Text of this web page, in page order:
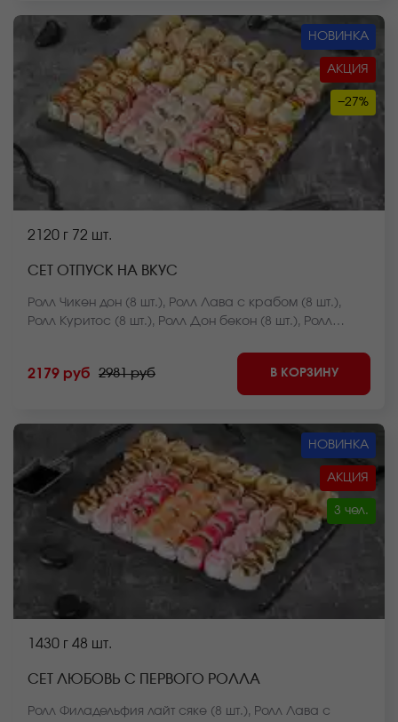
НОВИНКА
АКЦИЯ
−27%
2120 г 72 шт.
СЕТ ОТПУСК НА ВКУС
Ролл Чикен дон (8 шт.), Ролл Лава с крабом (8 шт.),
Ролл Куритос (8 шт.), Ролл Дон бекон (8 шт.), Ролл
курицей запеченный (8 шт.), Ролл Оливье темпура (8
шт.), Ролл Калифорния темпура (8 шт.), Ролл Лосось
фри темпура (8 шт.) *Внешний вид блюда может
2179 руб 2981 руб В КОРЗИНУ
НОВИНКА
АКЦИЯ
3 чел.
1430 г 48 шт.
СЕТ ЛЮБОВЬ С ПЕРВОГО РОЛЛА
Ролл Филадельфия лайт сяке (8 шт.), Ролл Лава с